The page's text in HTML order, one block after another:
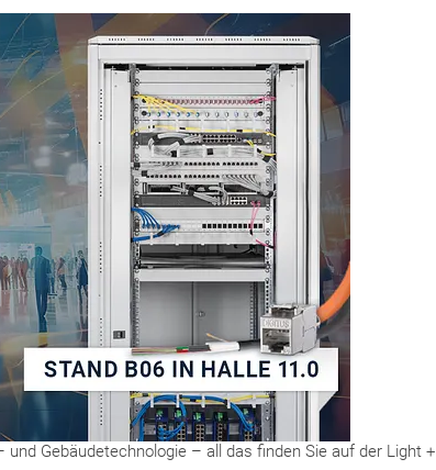
Gebäudetechnologie – all das finden Sie auf der Light +